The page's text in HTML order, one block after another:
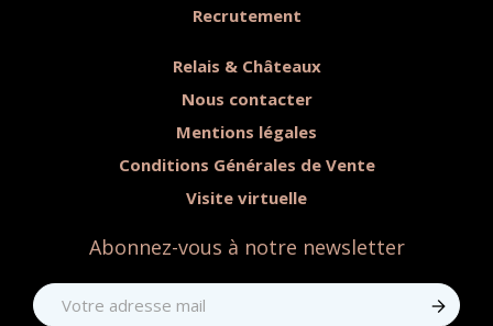
Recrutement
Relais & Châteaux
Nous contacter
Mentions légales
Conditions Générales de Vente
Visite virtuelle
Abonnez-vous à notre newsletter